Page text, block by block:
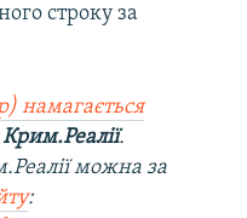
строку за
намагається
Крим.Реалії.
можна за
: